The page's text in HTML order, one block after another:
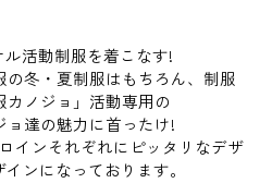
活動制服を着こなす!
冬・夏制服はもちろん、制服
ノジョ」活動専用の
達の魅力に首ったけ!
インそれぞれにピッタリなデザ
ンになっております。